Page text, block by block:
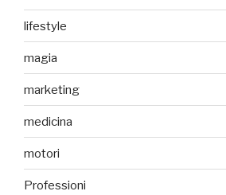
lifestyle
magia
marketing
medicina
motori
Professioni